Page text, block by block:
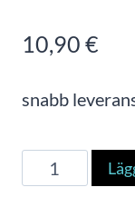
10,90 €
snabb
Häst